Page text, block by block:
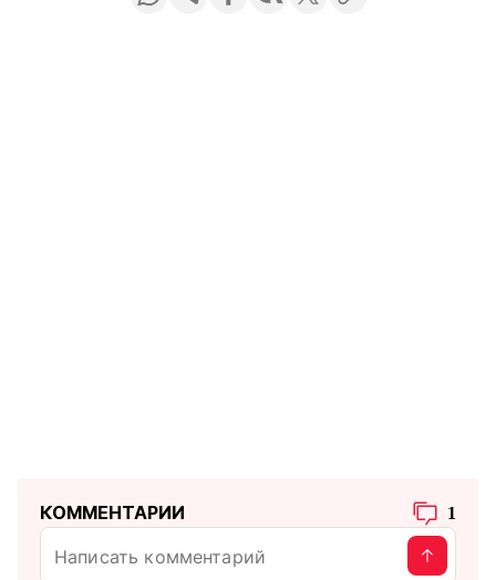
КОММЕНТАРИИ 1